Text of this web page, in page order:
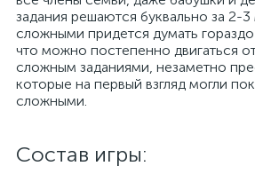
задания решаются буквально за 2-
сложными придется думать
что можно постепенно двигаться
сложным заданиями, незаметно
которые на первый взгляд могли
сложными.
Состав игры: